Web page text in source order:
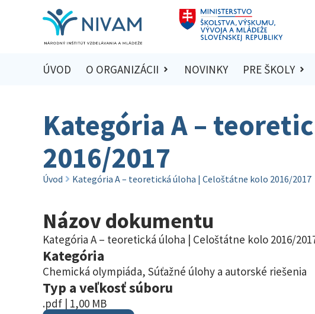
ÚVOD O ORGANIZÁCII NOVINKY PRE ŠKOLY
Kategória A –
2016/2017
Úvod Kategória A – teoretická úloha | Celoštátne kolo 2016/2017
Názov dokumentu
Kategória A – teoretická úloha | Celoštátne kolo 2016/
Kategória
Chemická olympiáda, Súťažné úlohy a autorské riešenia
Typ a veľkosť súboru
.pdf | 1,00 MB